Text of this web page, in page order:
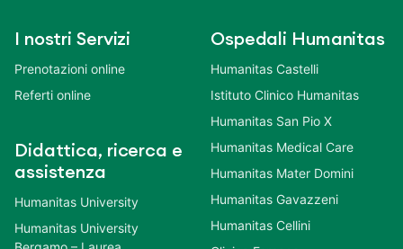
I nostri Servizi
Prenotazioni online
Referti online
Didattica, ricerca e
assistenza
Humanitas University
Humanitas University
Ospedali Humanitas
Humanitas Castelli
Istituto Clinico Humanitas
Humanitas San Pio X
Humanitas Medical Care
Humanitas Mater Domini
Humanitas Gavazzeni
Humanitas Cellini